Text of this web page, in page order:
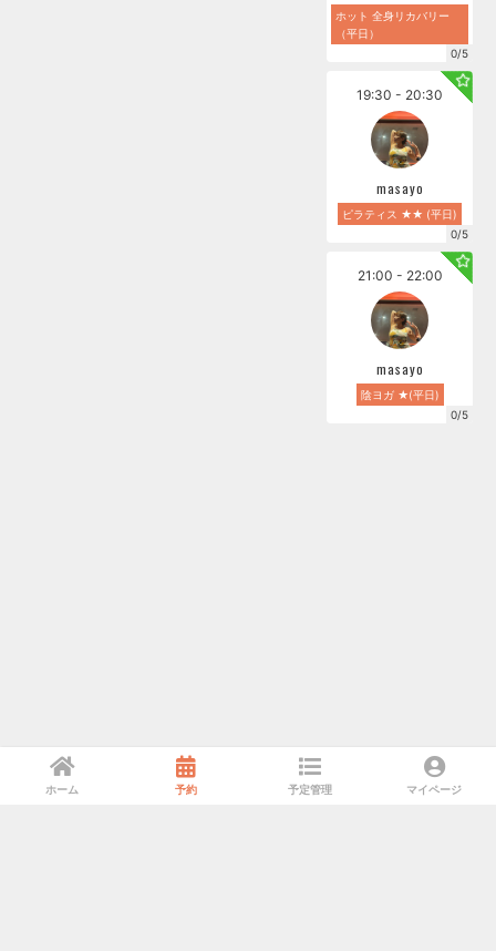
ホット 全身リカバリー
（平日）
0/5
19:30 - 20:30
masayo
ピラティス ★★ (平日)
0/5
21:00 - 22:00
masayo
陰ヨガ ★(平日)
0/5
ホーム 予約 予定管理 マイページ